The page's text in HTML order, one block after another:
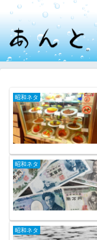
昭和ネタ
昭和ネタ
昭和ネタ